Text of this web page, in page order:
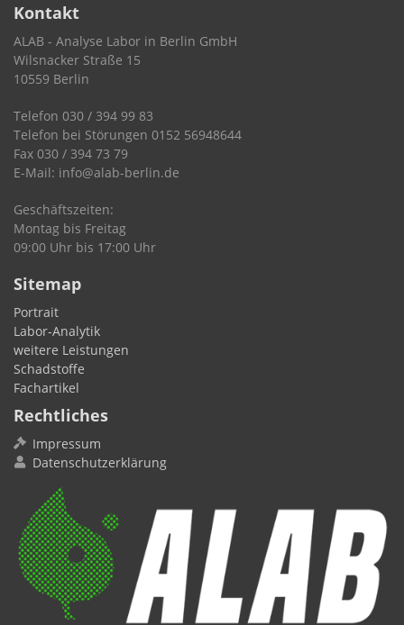
Kontakt
ALAB - Analyse Labor in Berlin GmbH
Wilsnacker Straße 15
10559 Berlin
Telefon 030 / 394 99 83
Telefon bei Störungen 0152 56948644
Fax 030 / 394 73 79
E-Mail: info@alab-berlin.de
Geschäftszeiten:
Montag bis Freitag
09:00 Uhr bis 17:00 Uhr
Sitemap
Portrait
Labor-Analytik
weitere Leistungen
Schadstoffe
Fachartikel
Rechtliches
Impressum
Datenschutzerklärung